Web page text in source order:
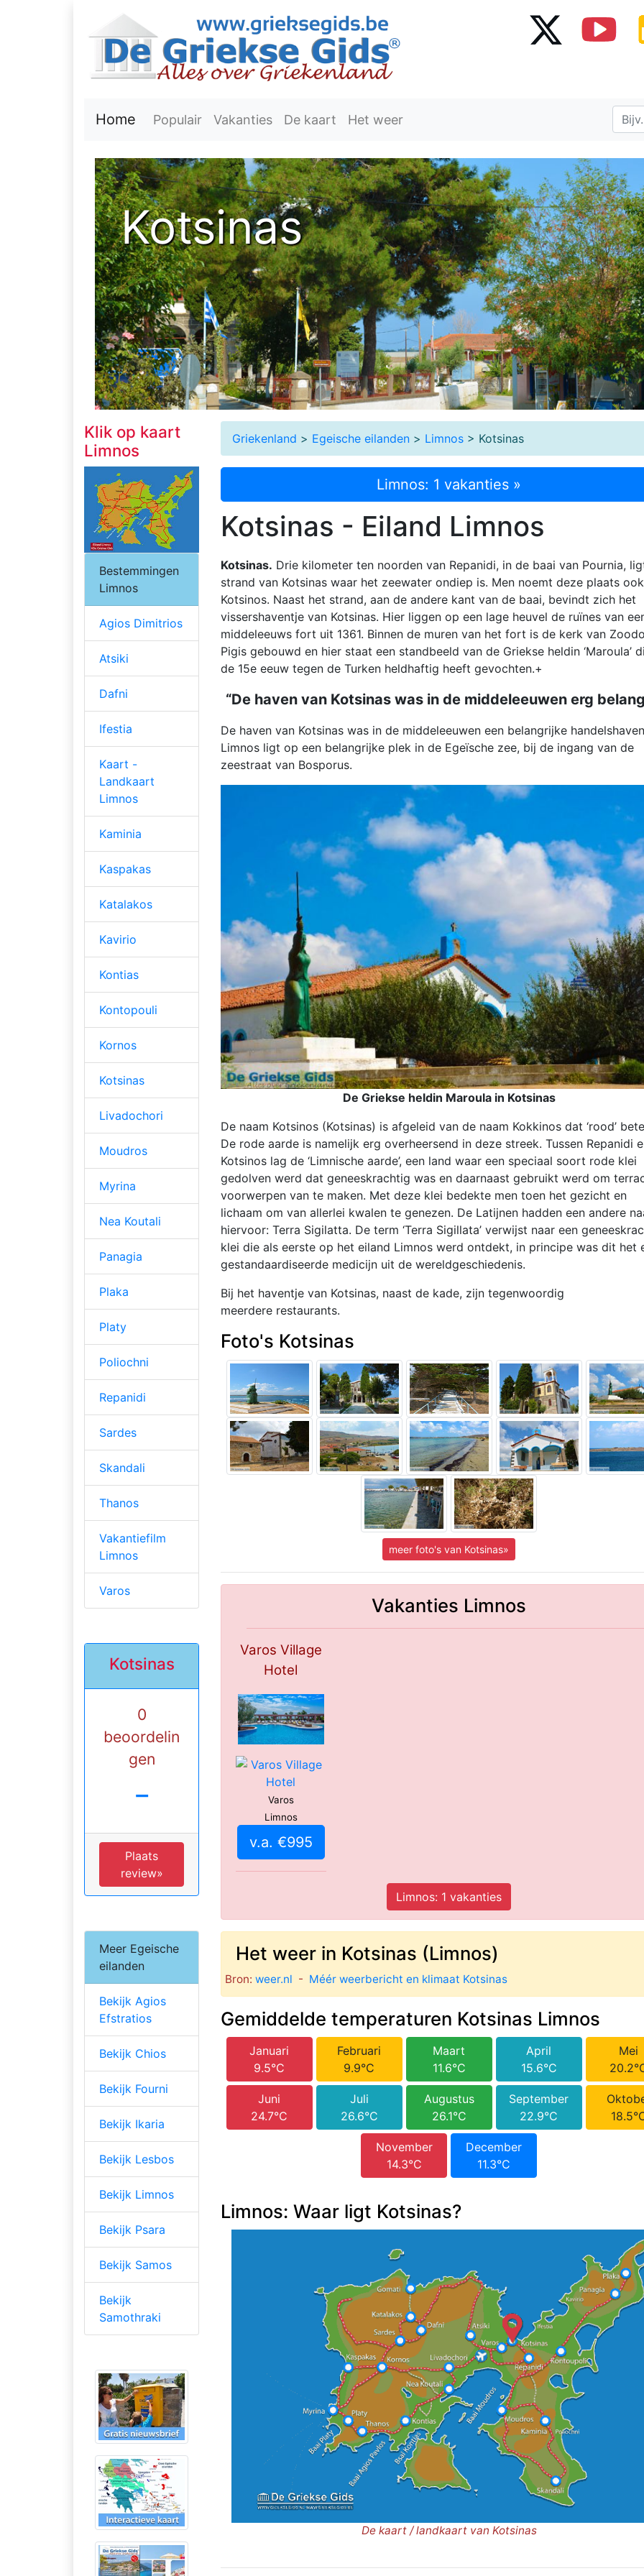
Home Populair Vakanties De kaart Het weer
Kotsinas
Griekenland > Egeische eilanden > Limnos > Kotsinas
Limnos: 1 vakanties »
Kotsinas - Eiland Limnos
Kotsinas. Drie kilometer ten noorden van Repanidi, in de baai van Pournia,
strand van Kotsinas waar het zeewater ondiep is. Men noemt deze plaats
Kotsinos. Naast het strand, aan de andere kant van de baai, bevindt zich het
vissershaventje van Kotsinas. Hier liggen op een lage heuvel de ruïnes van
middeleeuws fort uit 1361. Binnen de muren van het fort is de kerk van
Pigis gebouwd en hier staat een standbeeld van de Griekse heldin ‘Maroula’
de 15e eeuw tegen de Turken heldhaftig heeft gevochten.+
“De haven van Kotsinas was in de middeleeuwen erg
De haven van Kotsinas was in de middeleeuwen een belangrijke
Limnos ligt op een belangrijke plek in de Egeïsche zee, bij de ingang van de
zeestraat van Bosporus.
De Griekse heldin Maroula in Kotsinas
De naam Kotsinos (Kotsinas) is afgeleid van de naam Kokkinos dat ‘rood’
De rode aarde is namelijk erg overheersend in deze streek. Tussen Repanidi
Kotsinos lag de ‘Limnische aarde’, een land waar een speciaal soort rode klei
gedolven werd dat geneeskrachtig was en daarnaast gebruikt werd om
voorwerpen van te maken. Met deze klei bedekte men toen het gezicht en
lichaam om van allerlei kwalen te genezen. De Latijnen hadden een andere
hiervoor: Terra Sigilatta. De term ‘Terra Sigillata’ verwijst naar een
klei die als eerste op het eiland Limnos werd ontdekt, in principe was dit het
gestandaardiseerde medicijn uit de wereldgeschiedenis.
Bij het haventje van Kotsinas, naast de kade, zijn tegenwoordig
meerdere restaurants.
Foto's Kotsinas
meer foto's van Kotsinas»
Vakanties Limnos
Varos Village
Hotel
Varos
Limnos
v.a. €995
Limnos: 1 vakanties
Het weer in Kotsinas (Limnos)
Bron: weer.nl - Méér weerbericht en klimaat Kotsinas
Gemiddelde temperaturen Kotsinas Limnos
Januari
9.5°C
Februari
9.9°C
Maart
11.6°C
April
15.6°C
Mei
Juni
24.7°C
Juli
26.6°C
Augustus
26.1°C
September
22.9°C
November
14.3°C
December
11.3°C
Limnos: Waar ligt Kotsinas?
De kaart / landkaart van Kotsinas
Klik op kaart
Limnos
Bestemmingen
Limnos
Agios Dimitrios
Atsiki
Dafni
Ifestia
Kaart -
Landkaart
Limnos
Kaminia
Kaspakas
Katalakos
Kavirio
Kontias
Kontopouli
Kornos
Kotsinas
Livadochori
Moudros
Myrina
Nea Koutali
Panagia
Plaka
Platy
Poliochni
Repanidi
Sardes
Skandali
Thanos
Vakantiefilm
Limnos
Varos
Kotsinas
0
beoordelin
gen
-
Plaats
review»
Meer Egeische
eilanden
Bekijk Agios
Efstratios
Bekijk Chios
Bekijk Fourni
Bekijk Ikaria
Bekijk Lesbos
Bekijk Limnos
Bekijk Psara
Bekijk Samos
Bekijk
Samothraki